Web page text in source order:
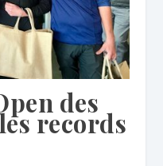
des
records